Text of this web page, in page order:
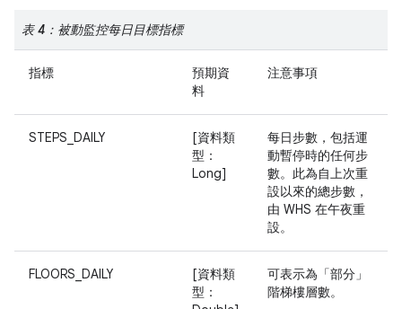
表 4：被動監控每日目標指標
指標
預期資
料
注意事項
STEPS_DAILY
[資料類
型：
Long]
每日步數，包括運
動暫停時的任何步
數。此為自上次重
設以來的總步數，
由 WHS 在午夜重
設。
FLOORS_DAILY
[資料類
型：
可表示為「部分」
階梯樓層數。